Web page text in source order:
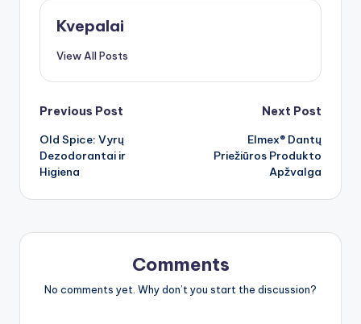
Kvepalai
View All Posts
Post
navigation
Previous Post
Old Spice: Vyrų
Dezodorantai ir
Higiena
Next Post
Elmex® Dantų
Priežiūros Produkto
Apžvalga
Comments
No comments yet. Why don’t you start the discussion?